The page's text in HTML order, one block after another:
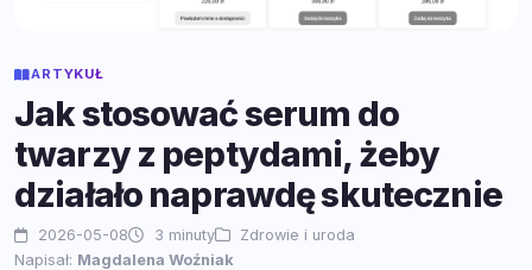
ARTYKUŁ
Jak stosować serum do
twarzy z peptydami, żeby
działało naprawdę skutecznie
2026-05-08 3 minuty
Zdrowie i uroda
Napisał: Magdalena Woźniak